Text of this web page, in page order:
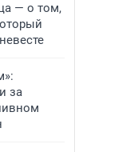
— о том,
за